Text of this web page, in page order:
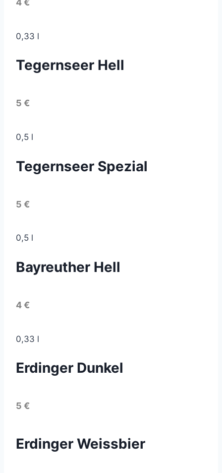
4 €
0,33 l
Tegernseer Hell
5 €
0,5 l
Tegernseer Spezial
5 €
0,5 l
Bayreuther Hell
4 €
0,33 l
Erdinger Dunkel
5 €
Erdinger Weissbier